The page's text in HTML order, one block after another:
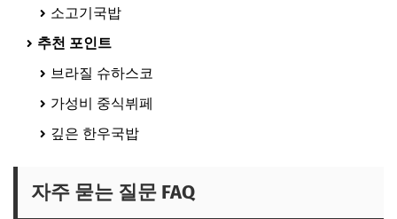
소고기국밥
추천 포인트
브라질 슈하스코
가성비 중식뷔페
깊은 한우국밥
자주 묻는 질문 FAQ